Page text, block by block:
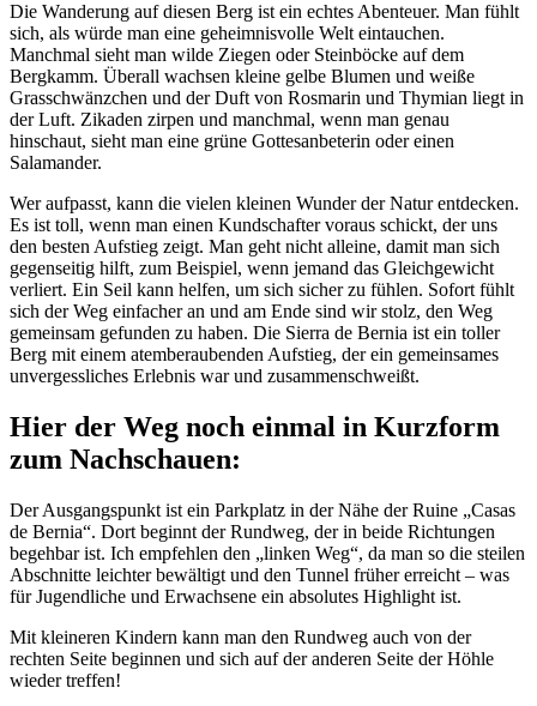
Die Wanderung auf diesen Berg ist ein echtes Abenteuer. Man fühlt
sich, als würde man eine geheimnisvolle Welt eintauchen.
Manchmal sieht man wilde Ziegen oder Steinböcke auf dem
Bergkamm. Überall wachsen kleine gelbe Blumen und weiße
Grasschwänzchen und der Duft von Rosmarin und Thymian liegt in
der Luft. Zikaden zirpen und manchmal, wenn man genau
hinschaut, sieht man eine grüne Gottesanbeterin oder einen
Salamander.
Wer aufpasst, kann die vielen kleinen Wunder der Natur entdecken.
Es ist toll, wenn man einen Kundschafter voraus schickt, der uns
den besten Aufstieg zeigt. Man geht nicht alleine, damit man sich
gegenseitig hilft, zum Beispiel, wenn jemand das Gleichgewicht
verliert. Ein Seil kann helfen, um sich sicher zu fühlen. Sofort fühlt
sich der Weg einfacher an und am Ende sind wir stolz, den Weg
gemeinsam gefunden zu haben. Die Sierra de Bernia ist ein toller
Berg mit einem atemberaubenden Aufstieg, der ein gemeinsames
unvergessliches Erlebnis war und zusammenschweißt.
Hier der Weg noch einmal in Kurzform
zum Nachschauen:
Der Ausgangspunkt ist ein Parkplatz in der Nähe der Ruine „Casas
de Bernia“. Dort beginnt der Rundweg, der in beide Richtungen
begehbar ist. Ich empfehlen den „linken Weg“, da man so die steilen
Abschnitte leichter bewältigt und den Tunnel früher erreicht – was
für Jugendliche und Erwachsene ein absolutes Highlight ist.
Mit kleineren Kindern kann man den Rundweg auch von der
rechten Seite beginnen und sich auf der anderen Seite der Höhle
wieder treffen!